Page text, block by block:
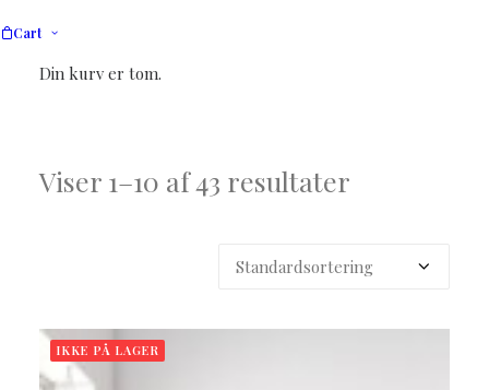
Cart
Din kurv er tom.
Viser 1–10 af 43 resultater
IKKE PÅ LAGER